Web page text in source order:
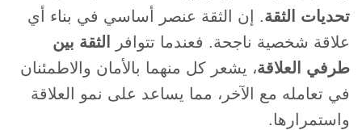
تحديات الثقة. إن الثقة عنصر أساسي في بناء أي
علاقة شخصية ناجحة. فعندما تتوافر
الثقة بين
طرفي العلاقة، يشعر كل منهما بالأمان والاطمئنان
في تعامله مع الآخر، مما يساعد على نمو العلاقة
واستمرارها.